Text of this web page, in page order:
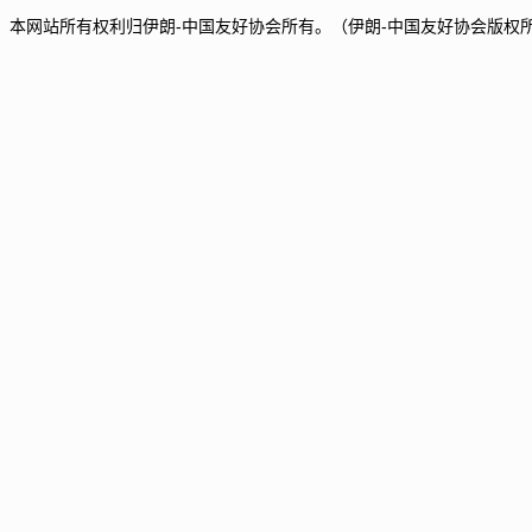
本网站所有权利归伊朗-中国友好协会所有。（伊朗-中国友好协会版权